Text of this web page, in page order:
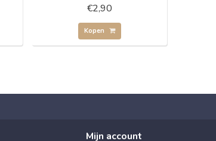
€2,90
Kopen
Mijn account